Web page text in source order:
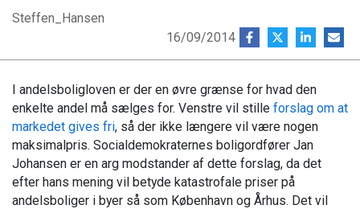
Steffen_Hansen
16/09/2014
I andelsboligloven er der en øvre grænse for hvad den
enkelte andel må sælges for. Venstre vil stille forslag om at
markedet gives fri, så der ikke længere vil være nogen
maksimalpris. Socialdemokraternes boligordfører Jan
Johansen er en arg modstander af dette forslag, da det
efter hans mening vil betyde katastrofale priser på
andelsboliger i byer så som København og Århus. Det vil